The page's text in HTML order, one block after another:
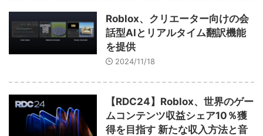
Roblox、クリエーター向けの会
話型AIとリアルタイム翻訳機能
を提供
2024/11/18
【RDC24】Roblox、世界のゲー
ムコンテンツ収益シェア10％獲
得を目指す 新たな収入方法と音